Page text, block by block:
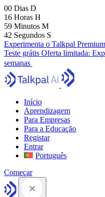
00 Dias D
16 Horas H
59 Minutos M
41 Segundos S
Experimenta o Talkpal
Teste grátis Oferta limitada:
semanas
Início
Aprendizagem
Para Empresas
Para a Educação
Registar
Entrar
Português
Começar